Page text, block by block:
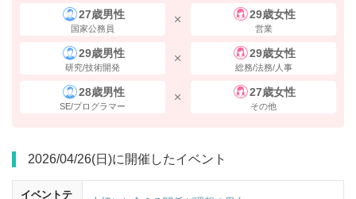
27歳男性
国家公務員
29歳女性
営業
29歳男性
研究/技術開発
29歳女性
総務/法務/人事
28歳男性
SE/プログラマー
27歳女性
その他
2026/04/26(日)に開催したイベント
イベントテ